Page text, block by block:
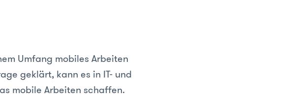
Umfang mobiles Arbeiten
geklärt, kann es in IT- und
mobile Arbeiten schaffen.